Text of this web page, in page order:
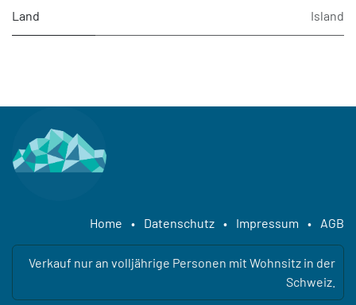
Land Island
Home • Datenschutz • Impressum • AGB
Verkauf nur an volljährige Personen mit Wohnsitz in der
Schweiz.